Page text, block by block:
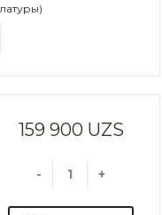
159 900 UZS
- +